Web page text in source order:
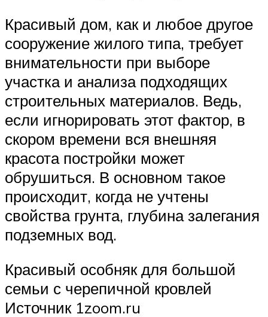
Красивый дом, как и любое другое
сооружение жилого типа, требует
внимательности при выборе
участка и анализа подходящих
строительных материалов. Ведь,
если игнорировать этот фактор, в
скором времени вся внешняя
красота постройки может
обрушиться. В основном такое
происходит, когда не учтены
свойства грунта, глубина залегания
подземных вод.
Красивый особняк для большой
семьи с черепичной кровлей
Источник 1zoom.ru